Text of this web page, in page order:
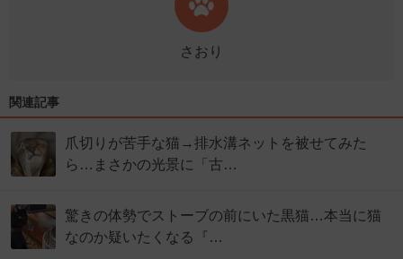
さおり
関連記事
爪切りが苦手な猫→排水溝ネットを被せてみた
ら…まさかの光景に「古…
驚きの体勢でストーブの前にいた黒猫…本当に猫
なのか疑いたくなる『…